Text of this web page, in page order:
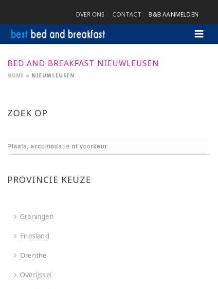
OVER ONS CONTACT B&B AANMELDEN
BED AND BREAKFAST NIEUWLEUSEN
HOME » NIEUWLEUSEN
ZOEK OP
PROVINCIE KEUZE
Groningen
Friesland
Drenthe
Overijssel